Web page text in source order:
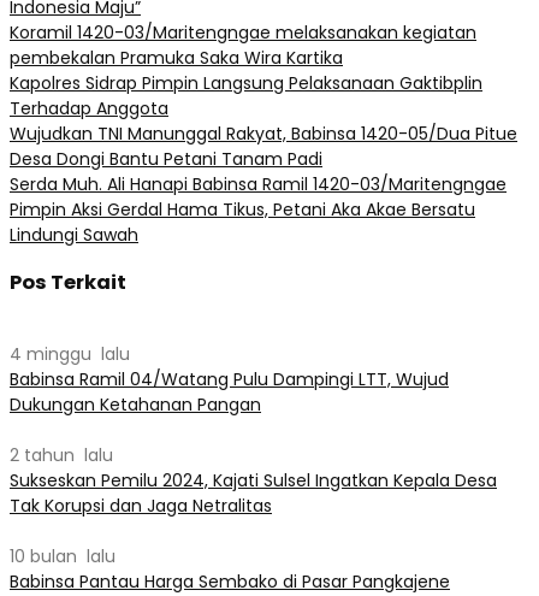
Indonesia Maju”
Koramil 1420-03/Maritengngae melaksanakan kegiatan
pembekalan Pramuka Saka Wira Kartika
Kapolres Sidrap Pimpin Langsung Pelaksanaan Gaktibplin
Terhadap Anggota
Wujudkan TNI Manunggal Rakyat, Babinsa 1420-05/Dua Pitue
Desa Dongi Bantu Petani Tanam Padi
Serda Muh. Ali Hanapi Babinsa Ramil 1420-03/Maritengngae
Pimpin Aksi Gerdal Hama Tikus, Petani Aka Akae Bersatu
Lindungi Sawah
Pos Terkait
4 minggu lalu
Babinsa Ramil 04/Watang Pulu Dampingi LTT, Wujud
Dukungan Ketahanan Pangan
2 tahun lalu
Sukseskan Pemilu 2024, Kajati Sulsel Ingatkan Kepala Desa
Tak Korupsi dan Jaga Netralitas
10 bulan lalu
Babinsa Pantau Harga Sembako di Pasar Pangkajene